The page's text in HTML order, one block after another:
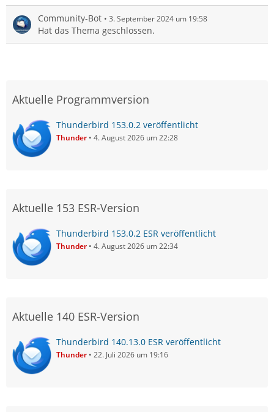
Community-Bot 3. September 2024 um 19:58
Hat das Thema geschlossen.
Aktuelle Programmversion
Thunderbird 153.0.2 veröffentlicht
Thunder 4. August 2026 um 22:28
Aktuelle 153 ESR-Version
Thunderbird 153.0.2 ESR veröffentlicht
Thunder 4. August 2026 um 22:34
Aktuelle 140 ESR-Version
Thunderbird 140.13.0 ESR veröffentlicht
Thunder 22. Juli 2026 um 19:16